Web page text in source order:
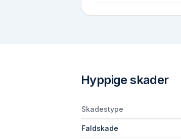
Hyppige skader
Skadestype
Faldskade